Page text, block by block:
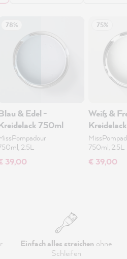
78%
& Edel -
750ml
2.5L
39,00
75%
Weiß &
750ml, 2.5L
€ 39,00
Einfach alles streichen ohne
Schleifen